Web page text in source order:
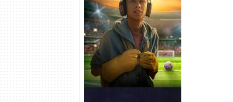
Um Goleiro Muito Improvável
Torrent (2026) WEB-DL 1080p
Dual Áudio